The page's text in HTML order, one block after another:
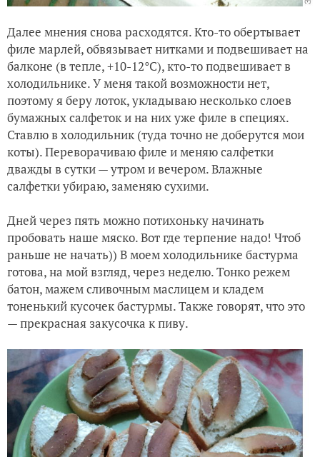
Далее мнения снова расходятся. Кто-то обертывает
филе марлей, обвязывает нитками и подвешивает на
балконе (в тепле, +10-12°C), кто-то подвешивает в
холодильнике. У меня такой возможности нет,
поэтому я беру лоток, укладываю несколько слоев
бумажных салфеток и на них уже филе в специях.
Ставлю в холодильник (туда точно не доберутся мои
коты). Переворачиваю филе и меняю салфетки
дважды в сутки — утром и вечером. Влажные
салфетки убираю, заменяю сухими.
Дней через пять можно потихоньку начинать
пробовать наше мяско. Вот где терпение надо! Чтоб
раньше не начать)) В моем холодильнике бастурма
готова, на мой взгляд, через неделю. Тонко режем
батон, мажем сливочным маслицем и кладем
тоненький кусочек бастурмы. Также говорят, что это
— прекрасная закусочка к пиву.